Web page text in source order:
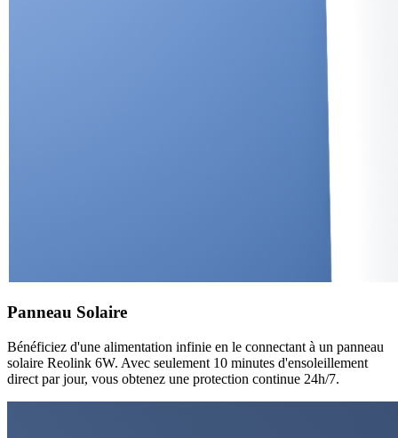
Panneau Solaire
Bénéficiez d'une alimentation infinie en le connectant à un panneau
solaire Reolink 6W. Avec seulement 10 minutes d'ensoleillement
direct par jour, vous obtenez une protection continue 24h/7.